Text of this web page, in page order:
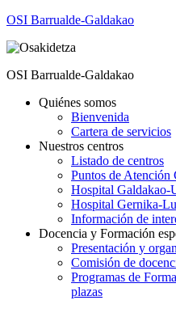
OSI Barrualde-Galdakao
OSI Barrualde-Galdakao
Quiénes somos
Bienvenida
Cartera de servicios
Nuestros centros
Listado de centros
Puntos de Atención
Hospital Galdakao-
Hospital Gernika-
Información de
Docencia y Formación
Presentación y
Comisión de
Programas de
plazas